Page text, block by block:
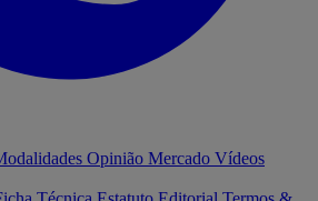
Opinião Mercado Vídeos